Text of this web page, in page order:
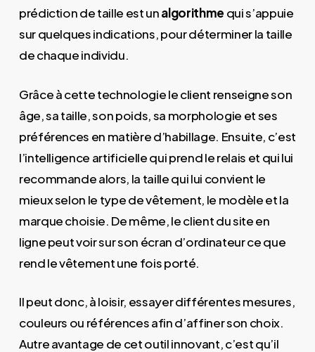
prédiction de taille est unalgorithme qui s’appuie
sur quelques indications, pour déterminer la taille
de chaque individu.
Grâce à cette technologie le client renseigne son
âge, sa taille, son poids, sa morphologie et ses
préférences en matière d’habillage. Ensuite, c’est
l’intelligence artificielle qui prend le relais et qui lui
recommande alors, la taille qui lui convient le
mieux selon le type de vêtement, le modèle et la
marque choisie. De même, le client du site en
ligne peut voir sur son écran d’ordinateur ce que
rend le vêtement une fois porté.
Il peut donc, à loisir, essayer différentes mesures,
couleurs ou références afin d’affiner son choix.
Autre avantage de cet outil innovant, c’est qu’il